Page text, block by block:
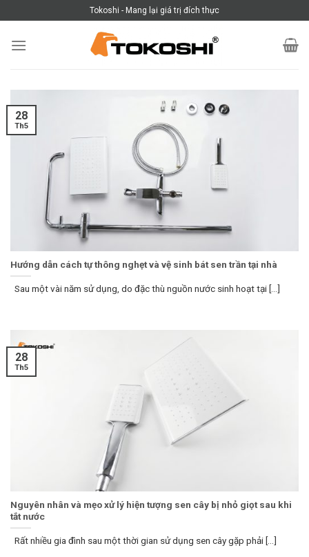
to
content
Tokoshi - Mang lại giá trị đích thực
Hướng dẫn cách tự thông nghẹt và vệ sinh bát sen trần tại nhà
Sau một vài năm sử dụng, do đặc thù nguồn nước sinh hoạt tại [...]
28
Th5
Nguyên nhân và mẹo xử lý hiện tượng sen cây bị nhỏ giọt sau khi
tắt nước
Rất nhiều gia đình sau một thời gian sử dụng sen cây gặp phải [...]
28
Th5